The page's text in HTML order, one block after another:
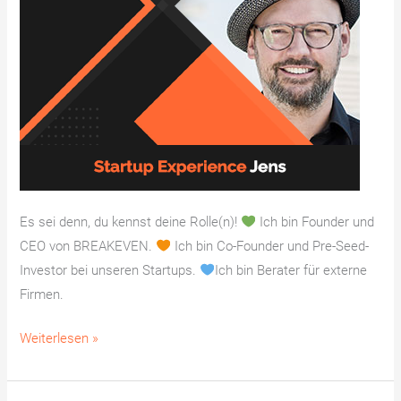
Es sei denn, du kennst deine Rolle(n)!
Ich bin Founder und
CEO von BREAKEVEN.
Ich bin Co-Founder und Pre-Seed-
Investor bei unseren Startups.
Ich bin Berater für externe
Firmen.
Weiterlesen »